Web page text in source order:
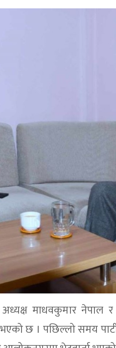
माधवकुमार नेपाल र
छ । पछिल्लो समय